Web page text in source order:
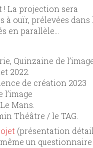
! La projection sera
à ouïr, prélevées dans
en parallèle…
Quinzaine de
2022.
de création 2023
l’image
Mans.
Théâtre / le TAG.
(présentation
un questionnaire